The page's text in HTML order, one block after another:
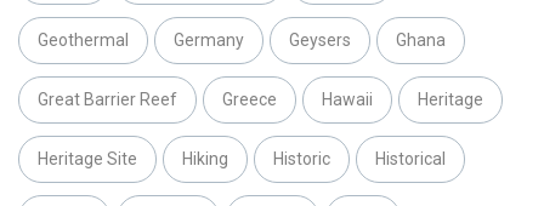
Geothermal Germany Geysers Ghana
Great Barrier Reef Greece Hawaii Heritage
Heritage Site Hiking Historic Historical